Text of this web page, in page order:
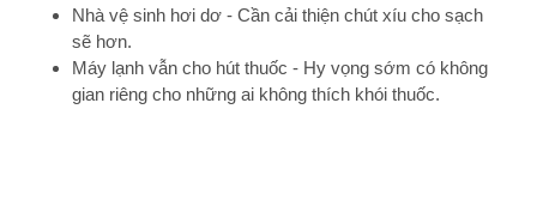
Nhà vệ sinh hơi dơ - Cần cải thiện chút xíu cho sạch
sẽ hơn.
Máy lạnh vẫn cho hút thuốc - Hy vọng sớm có không
gian riêng cho những ai không thích khói thuốc.